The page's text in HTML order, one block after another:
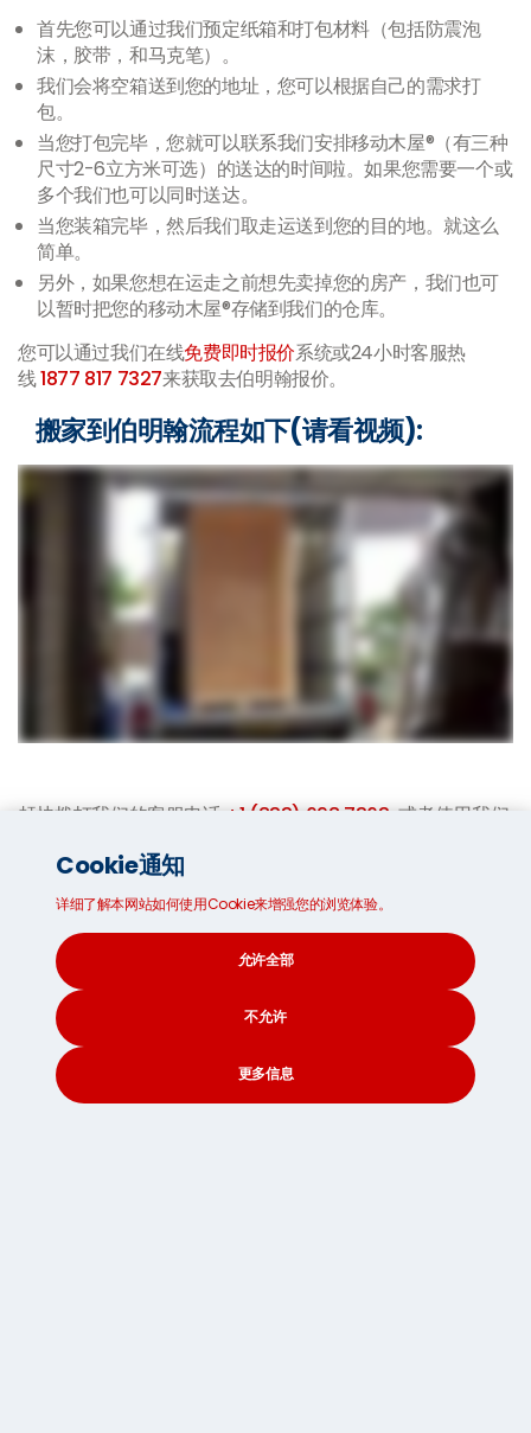
首先您可以通过我们预定纸箱和打包材料（包括防震泡
沫，胶带，和马克笔）。
我们会将空箱送到您的地址，您可以根据自己的需求打
包。
当您打包完毕，您就可以联系我们安排移动木屋®（有三种
尺寸2-6立方米可选）的送达的时间啦。如果您需要一个或
多个我们也可以同时送达。
当您装箱完毕，然后我们取走运送到您的目的地。就这么
简单。
另外，如果您想在运走之前想先卖掉您的房产，我们也可
以暂时把您的移动木屋®存储到我们的仓库。
您可以通过我们在线免费即时报价系统或24小时客服热
线1877 817 7327来获取去伯明翰报价。
搬家到伯明翰流程如下(请看视频):
赶快拨打我们的客服电话 +1 (833) 698 7363 或者使用我们
价格包括
完全海关和检疫清关
预先通知的交货和收款时段
入门包
Cookie通知
详细了解本网站如何使用Cookie来增强您的浏览体验。
允许全部
不允许
更多信息